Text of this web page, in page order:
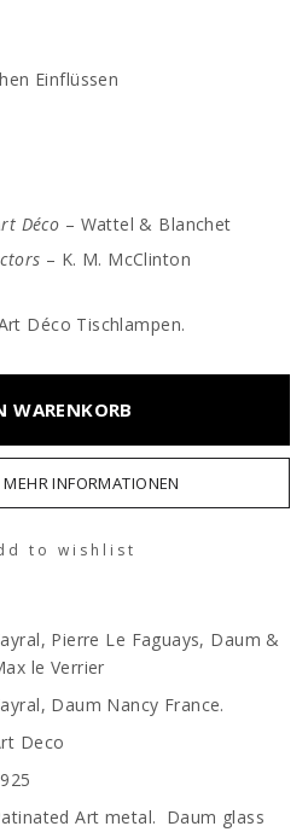
Einflüssen
Déco – Wattel & Blanchet
– K. M. McClinton
Déco Tischlampen.
WARENKORB
INFORMATIONEN
to wishlist
Pierre Le Faguays, Daum &
le Verrier
Daum Nancy France.
Deco
Art metal. Daum glass